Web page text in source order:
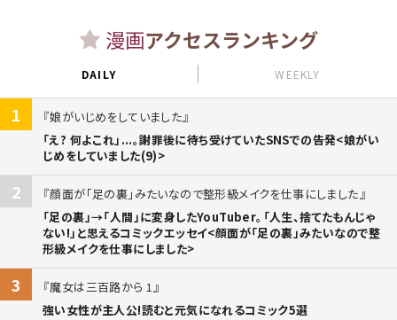
漫画アクセスランキング
DAILY WEEKLY
1
娘がいじめをしていました
「え? 何よこれ」...。謝罪後に待ち受けていたSNSでの告発<娘がい
じめをしていました(9)>
2
顔面が「足の裏」みたいなので整形級メイクを仕事にしました
「足の裏」→「人間」に変身したYouTuber。「人生、捨てたもんじゃ
ない!」と思えるコミックエッセイ<顔面が「足の裏」みたいなので整
形級メイクを仕事にしました>
3
魔女は三百路から 1
強い女性が主人公!読むと元気になれるコミック5選